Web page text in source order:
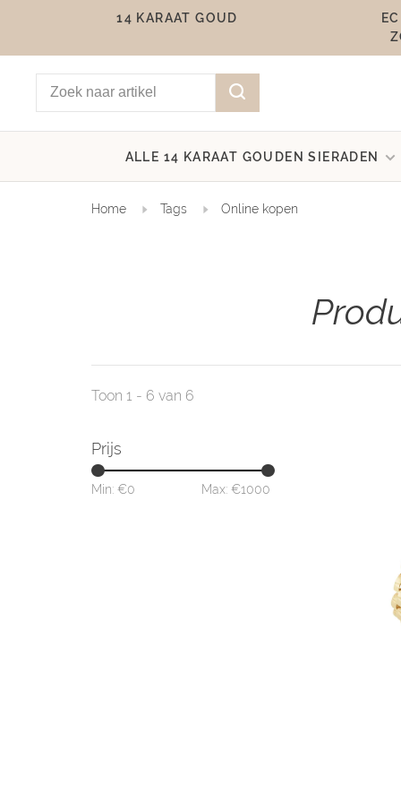
14 KARAAT GOUD
ALLE 14 KARAAT GOUDEN SIERADEN
Home Tags Online kopen
Toon 1 - 6 van 6
Prijs
Min: €0 Max: €1000